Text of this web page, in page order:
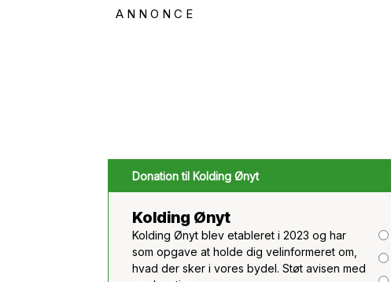
A N N O N C E
Donation til Kolding Ønyt
Kolding Ønyt
Kolding Ønyt blev etableret i 2023 og har
som opgave at holde dig velinformeret om,
hvad der sker i vores bydel. Støt avisen med